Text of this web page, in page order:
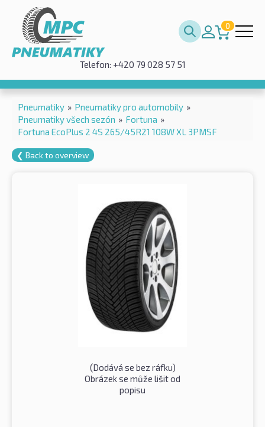
0
Telefon: +420 79 028 57 51
Pneumatiky » Pneumatiky pro automobily »
Pneumatiky všech sezón » Fortuna »
Fortuna EcoPlus 2 4S 265/45R21 108W XL 3PMSF
❮ Back to overview
(Dodává se bez ráfku)
Obrázek se může lišit od
popisu